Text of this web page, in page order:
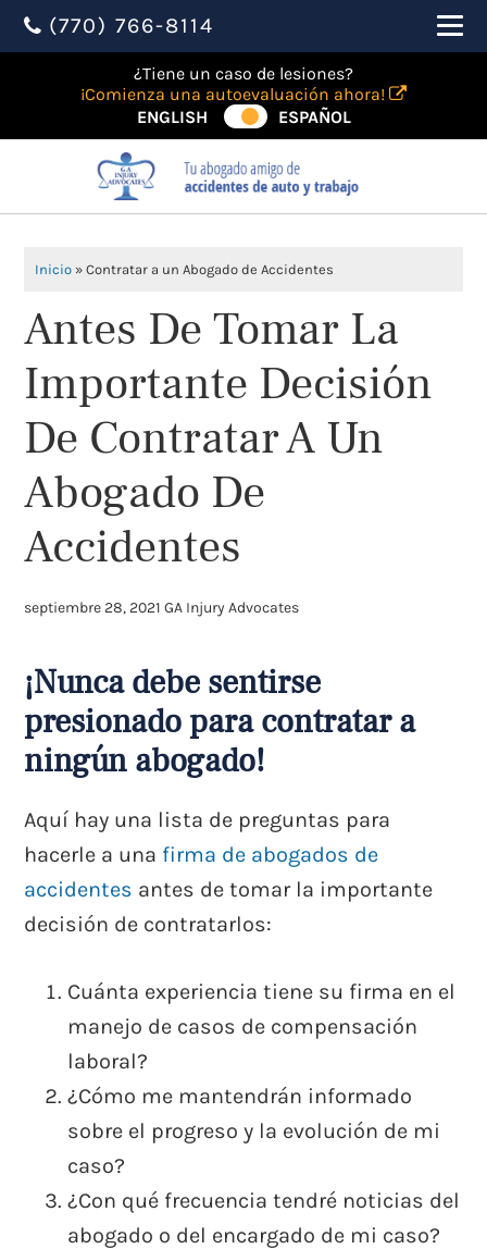
(770) 766-8114
¿Tiene un caso de lesiones?
¡Comienza una autoevaluación ahora!
ENGLISH
ESPAÑOL
Inicio »Contratar a un Abogado de Accidentes
Antes De Tomar La
Importante Decisión
De Contratar A Un
Abogado De
Accidentes
septiembre 28, 2021 GA Injury Advocates
¡Nunca debe sentirse
presionado para contratar a
ningún abogado!
Aquí hay una lista de preguntas para
hacerle a una firma de abogados de
accidentes antes de tomar la importante
decisión de contratarlos:
Cuánta experiencia tiene su firma en el
manejo de casos de compensación
laboral?
¿Cómo me mantendrán informado
sobre el progreso y la evolución de mi
caso?
¿Con qué frecuencia tendré noticias del
abogado o del encargado de mi caso?